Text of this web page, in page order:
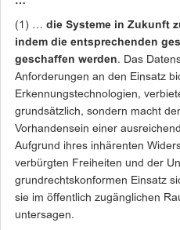
(1) … die Systeme in Zukunft
indem die entsprechenden
geschaffen werden. Das
Anforderungen an den Einsatz
Erkennungstechnologien,
grundsätzlich, sondern macht
Vorhandensein einer
Aufgrund ihres inhärenten
verbürgten Freiheiten und der
grundrechtskonformen Einsatz
sie im öffentlich zugänglichen
untersagen.